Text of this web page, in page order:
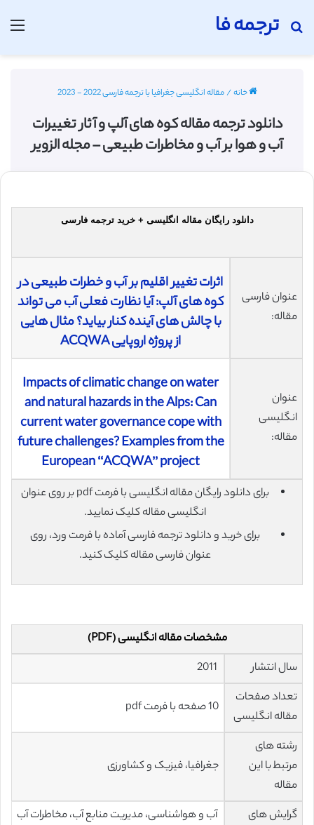
ترجمه فا
جستجو برای
خانه/مقاله انگلیسی جغرافیا با ترجمه فارسی 2022 - 2023
دانلود ترجمه مقاله کوه های آلپ و آثار تغییرات
آب و هوا بر آب و مخاطرات طبیعی – مجله الزویر
دانلود رایگان مقاله انگلیسی + خرید ترجمه فارسی
عنوان فارسی
مقاله:
اثرات تغییر اقلیم بر آب و خطرات طبیعی در
کوه های آلپ: آیا نظارت فعلی آب می تواند
با چالش های آینده کنار بیاید؟ مثال هایی
از پروژه اروپایی ACQWA
عنوان
انگلیسی
مقاله:
Impacts of climatic change on water
and natural hazards in the Alps: Can
current water governance cope with
future challenges? Examples from the
European ‘‘ACQWA’’ project
برای دانلود رایگان مقاله انگلیسی با فرمت pdf بر روی عنوان
انگلیسی مقاله کلیک نمایید.
برای خرید و دانلود ترجمه فارسی آماده با فرمت ورد، روی
عنوان فارسی مقاله کلیک کنید.
مشخصات مقاله انگلیسی (PDF)
سال انتشار
تعداد صفحات
مقاله انگلیسی
10 صفحه با فرمت pdf
رشته های
مرتبط با این
مقاله
جغرافیا، فیزیک و کشاورزی
گرایش های
آب و هواشناسی، مدیریت منابع آب، مخاطرات آب